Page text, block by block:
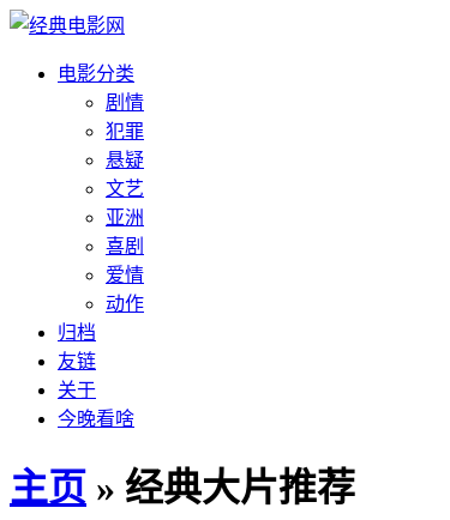
电影分类
剧情
犯罪
悬疑
文艺
亚洲
喜剧
爱情
动作
归档
友链
关于
今晚看啥
主页 » 经典大片推荐